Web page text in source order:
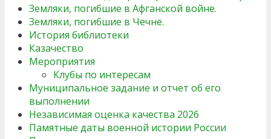
Земляки, погибшие в Афганской войне.
Земляки, погибшие в Чечне.
История библиотеки
Казачество
Мероприятия
Клубы по интересам
Муниципальное задание и отчет об его
выполнении
Независимая оценка качества 2026
Памятные даты военной истории России